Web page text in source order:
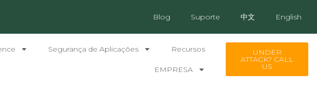
Blog Suporte 中文 English
Segurança de Aplicações Recursos
EMPRESA
UNDER
ATTACK? CALL
US